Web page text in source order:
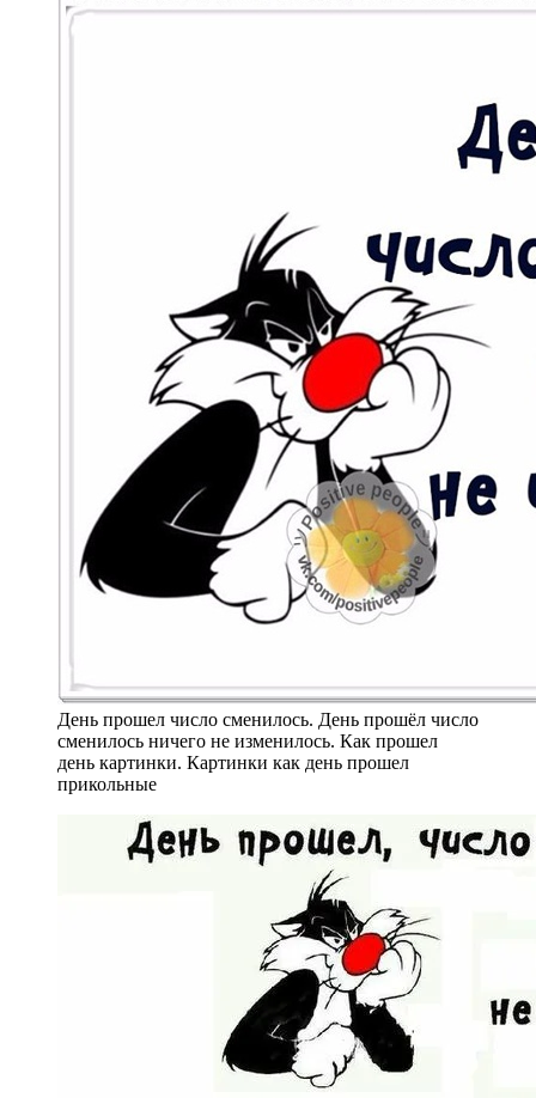
День прошел число сменилось. День прошёл число
сменилось ничего не изменилось. Как прошел
день картинки. Картинки как день прошел
прикольные